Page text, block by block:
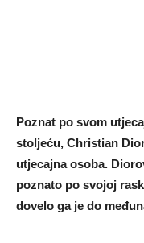
Poznat po svom
stoljeću, Christian
utjecajna osoba.
poznato po svojoj
dovelo ga je do